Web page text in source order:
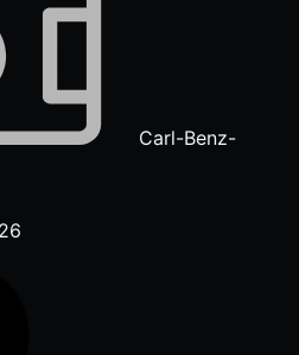
Carl-Benz-